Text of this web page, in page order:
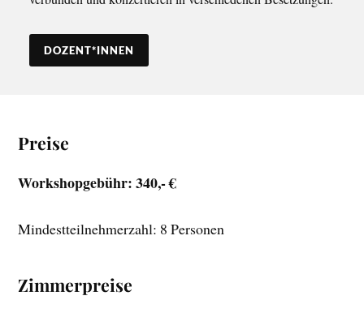
DOZENT*INNEN
Preise
Workshopgebühr: 340,- €
Mindestteilnehmerzahl: 8 Personen
Zimmerpreise